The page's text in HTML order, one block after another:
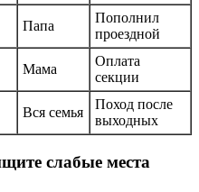
Папа
Пополнил
проездной
Мама
Оплата
секции
Вся семья
Поход после
выходных
слабые места